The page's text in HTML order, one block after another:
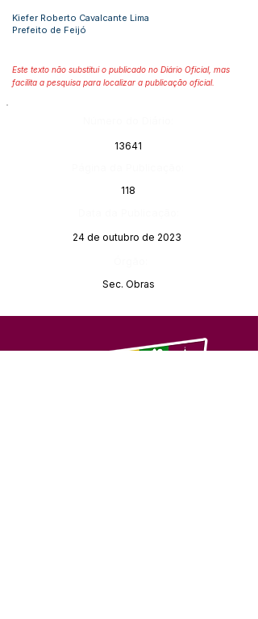
Kiefer Roberto Cavalcante Lima
Prefeito de Feijó
Este texto não substitui o publicado no Diário Oficial, mas
facilita a pesquisa para localizar a publicação oficial.
13641
118
24 de outubro de 2023
Sec. Obras